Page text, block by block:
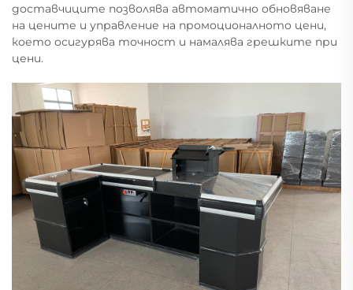
доставчиците позволява автоматично обновяване
на цените и управление на промоционалното цени,
което осигурява точност и намалява грешките при
цени.